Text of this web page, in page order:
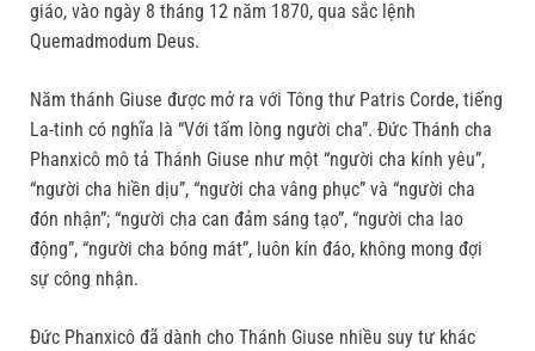
giáo, vào ngày 8 tháng 12 năm 1870, qua sắc lệnh
Quemadmodum Deus.
Năm thánh Giuse được mở ra với Tông thư Patris Corde, tiếng
La-tinh có nghĩa là “Với tấm lòng người cha”. Đức Thánh cha
Phanxicô mô tả Thánh Giuse như một “người cha kính yêu”,
“người cha hiền dịu”, “người cha vâng phục” và “người cha
đón nhận”; “người cha can đảm sáng tạo”, “người cha lao
động”, “người cha bóng mát”, luôn kín đáo, không mong đợi
sự công nhận.
Đức Phanxicô đã dành cho Thánh Giuse nhiều suy tư khác